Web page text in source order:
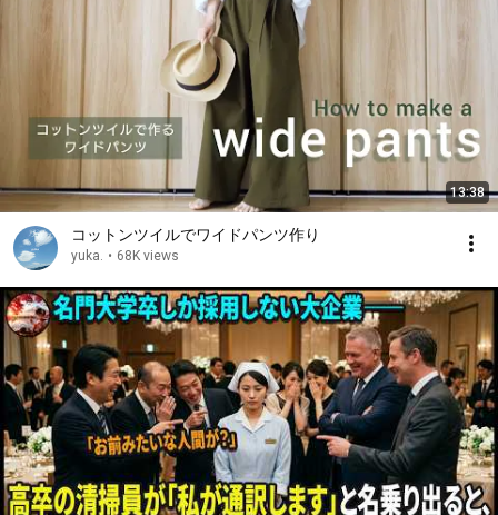
13:38
コットンツイルでワイドパンツ作り
yuka. • 68K views